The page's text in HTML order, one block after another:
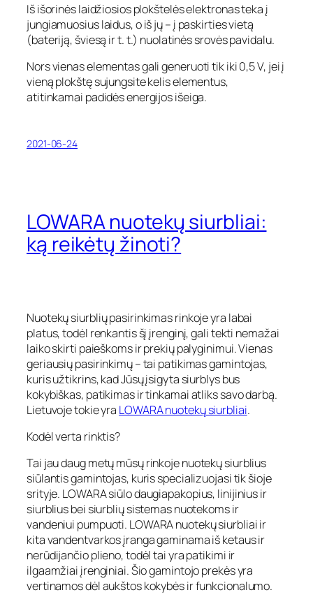
Iš išorinės laidžiosios plokštelės elektronas teka į
jungiamuosius laidus, o iš jų – į paskirties vietą
(bateriją, šviesą ir t. t.) nuolatinės srovės pavidalu.
Nors vienas elementas gali generuoti tik iki 0,5 V, jei į
vieną plokštę sujungsite kelis elementus,
atitinkamai padidės energijos išeiga.
2021-06-24
LOWARA nuotekų siurbliai:
ką reikėtų žinoti?
Nuotekų siurblių pasirinkimas rinkoje yra labai
platus, todėl renkantis šį įrenginį, gali tekti nemažai
laiko skirti paieškoms ir prekių palyginimui. Vienas
geriausių pasirinkimų – tai patikimas gamintojas,
kuris užtikrins, kad Jūsų įsigyta siurblys bus
kokybiškas, patikimas ir tinkamai atliks savo darbą.
Lietuvoje tokie yra LOWARA nuotekų siurbliai.
Kodėl verta rinktis?
Tai jau daug metų mūsų rinkoje nuotekų siurblius
siūlantis gamintojas, kuris specializuojasi tik šioje
srityje. LOWARA siūlo daugiapakopius, linijinius ir
siurblius bei siurblių sistemas nuotekoms ir
vandeniui pumpuoti. LOWARA nuotekų siurbliai ir
kita vandentvarkos įranga gaminama iš ketaus ir
nerūdijančio plieno, todėl tai yra patikimi ir
ilgaamžiai įrenginiai. Šio gamintojo prekės yra
vertinamos dėl aukštos kokybės ir funkcionalumo.